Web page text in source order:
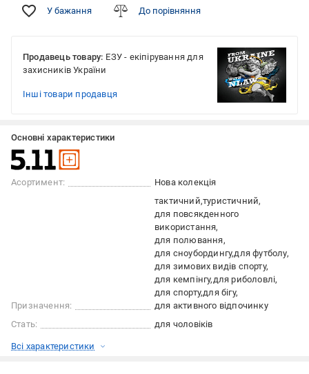
У бажання До порівняння
Продавець товару: ЕЗУ - екіпірування для
захисників України
Інші товари продавця
Основні характеристики
Асортимент: Нова колекція
Призначення:
тактичний туристичний
для повсякденного
використання
для полювання
для сноубордингу для футболу
для зимових видів спорту
для кемпінгу для риболовлі
для спорту для бігу
для активного відпочинку
Стать:
для чоловіків
Всі характеристики